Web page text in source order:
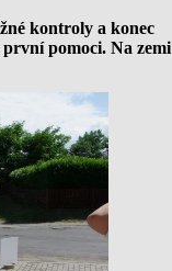
kontroly a konec
pomoci. Na zemi